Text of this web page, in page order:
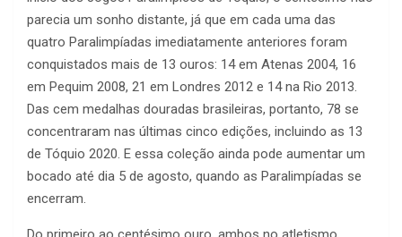
parecia um sonho distante, já que em cada uma das
quatro Paralimpíadas imediatamente anteriores foram
conquistados mais de 13 ouros: 14 em Atenas 2004, 16
em Pequim 2008, 21 em Londres 2012 e 14 na Rio 2013.
Das cem medalhas douradas brasileiras, portanto, 78 se
concentraram nas últimas cinco edições, incluindo as 13
de Tóquio 2020. E essa coleção ainda pode aumentar um
bocado até dia 5 de agosto, quando as Paralimpíadas se
encerram.